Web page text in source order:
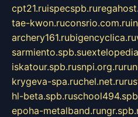
cpt21.ruispecspb.ru
tae-kwon.ruconsrio.com.ru
archery161.rubigencyclica.ru
sarmiento.spb.su
iskatour.spb.rusnpi.org.ru
krygeva-spa.ruchel.net.ru
hl-beta.spb.ru
epoha-metalband.ru